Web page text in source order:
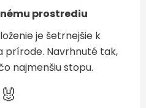
prostrediu
je šetrnejšie k
prírode. Navrhnuté tak,
najmenšiu stopu.
🐰